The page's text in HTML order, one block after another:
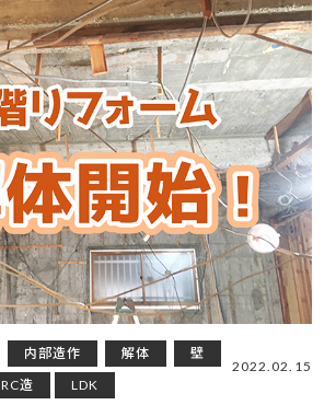
内部造作 解体
壁
RC造 LDK
2022.02.15